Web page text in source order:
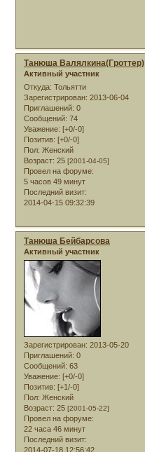
Танюша Валялкина(Гроттер)
Активный участник
Откуда: Тольятти
Зарегистрирован: 2013-06-04
Приглашений: 0
Сообщений: 74
Уважение: [+0/-0]
Позитив: [+0/-0]
Пол: Женский
Возраст: 25 [2001-04-05]
Провел на форуме:
5 часов 49 минут
Последний визит:
2014-04-15 09:32:39
Танюша Бейбарсова
Активный участник
Зарегистрирован: 2013-05-20
Приглашений: 0
Сообщений: 63
Уважение: [+0/-0]
Позитив: [+1/-0]
Пол: Женский
Возраст: 25 [2001-05-22]
Провел на форуме:
22 часа 46 минут
Последний визит:
2014-07-18 12:56:42